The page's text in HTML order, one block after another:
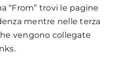
“From” trovi le pagine
mentre nelle terza
vengono collegate